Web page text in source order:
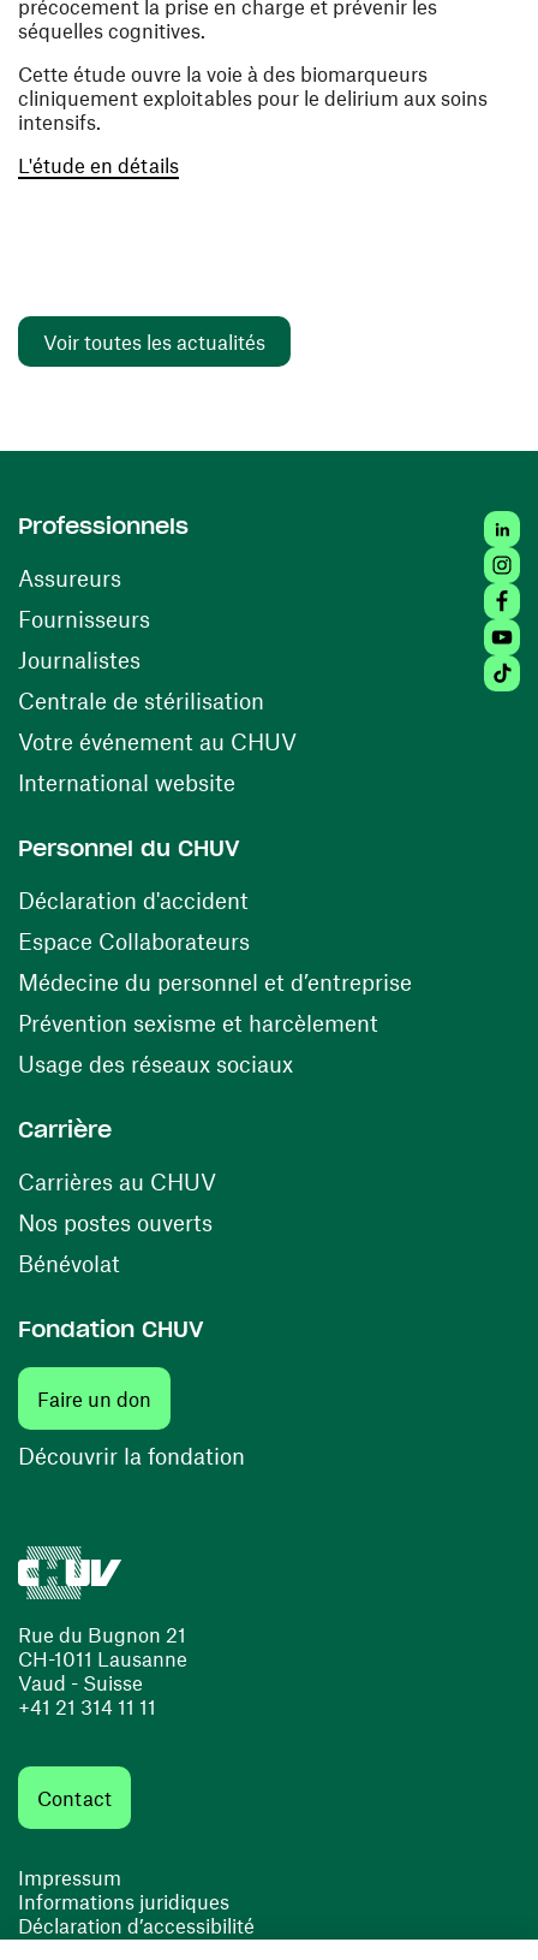
précocement la prise en charge et prévenir les
séquelles cognitives.
Cette étude ouvre la voie à des biomarqueurs
cliniquement exploitables pour le delirium aux soins
intensifs.
L'étude en détails(ouvre une nouvelle fenêtre)
Voir toutes les actualités
Rue du Bugnon 21
CH-1011 Lausanne
Vaud - Suisse
+41 21 314 11 11
Contact
Impressum
Informations juridiques
Déclaration d’accessibilité
Professionnels
Assureurs
Fournisseurs(ouvre une nouvelle fenêtre)
Journalistes
Centrale de stérilisation (ouvre une nouvelle
Votre événement au CHUV(ouvre une nouvelle
International website
Personnel du CHUV
Déclaration d'accident
Espace Collaborateurs(ouvre une nouvelle fenêtre)
Médecine du personnel et d’entreprise
Prévention sexisme et harcèlement
Usage des réseaux sociaux(ouvre une nouvelle
Carrière
Carrières au CHUV(ouvre une nouvelle fenêtre)
Nos postes ouverts(ouvre une nouvelle fenêtre)
Bénévolat
Fondation CHUV
Faire un don
Découvrir la fondation